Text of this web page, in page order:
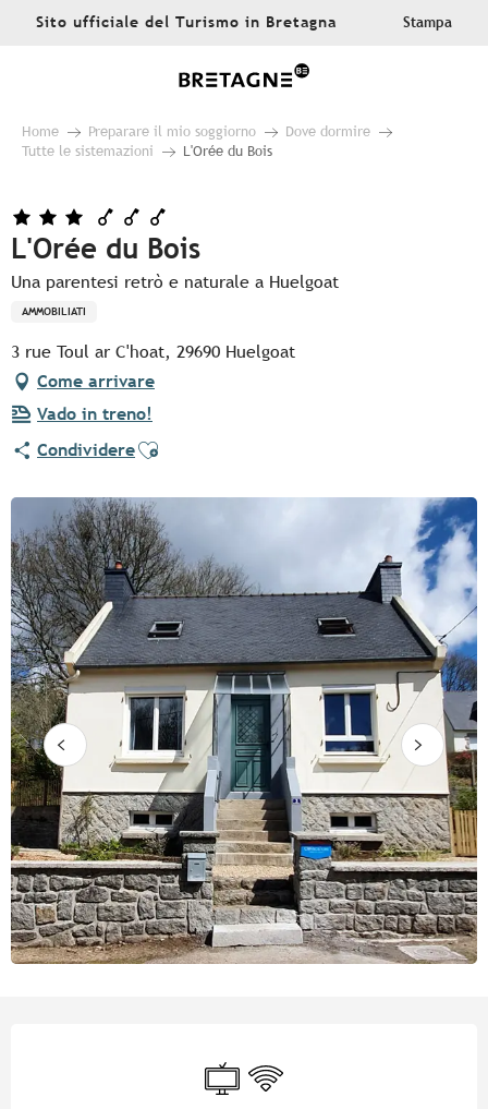
AllerSito ufficiale del Turismo in Bretagna Stampa
Home Preparare il mio soggiorno
Dove dormire
Tutte le sistemazioni
L'Orée du Bois
L'Orée du Bois
Una parentesi retrò e naturale a Huelgoat
AMMOBILIATI
3 rue Toul ar C'hoat, 29690 Huelgoat
Come arrivare
Vado in treno!
CondividereAjouter aux favoris
Televisione
Wi-Fi